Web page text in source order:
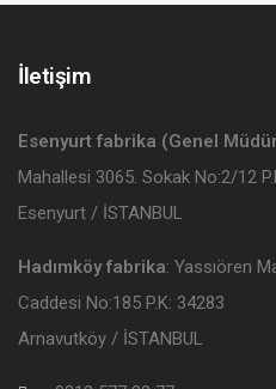
İletişim
Esenyurt fabrika (Genel
Mahallesi 3065. Sokak No:2/12
Esenyurt / İSTANBUL
Hadımköy fabrika: Yassıören
Caddesi No:185 P.K: 34283
Arnavutköy / İSTANBUL